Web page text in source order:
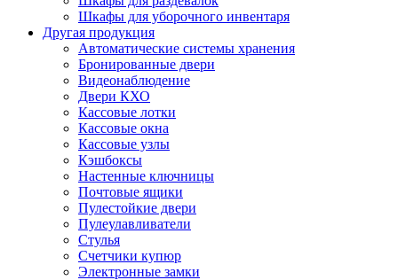
Шкафы для уборочного инвентаря
Другая продукция
Автоматические системы хранения
Бронированные двери
Видеонаблюдение
Двери КХО
Кассовые лотки
Кассовые окна
Кассовые узлы
Кэшбоксы
Настенные ключницы
Почтовые ящики
Пулестойкие двери
Пулеулавливатели
Стулья
Счетчики купюр
Электронные замки